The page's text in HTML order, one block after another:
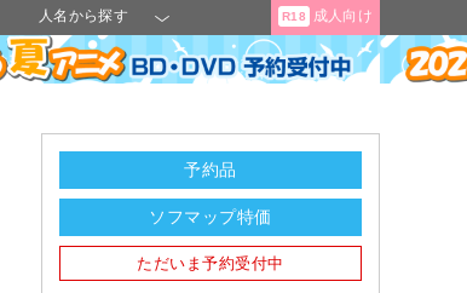
人名から探す R18 成人向け
予約品
ソフマップ特価
ただいま予約受付中